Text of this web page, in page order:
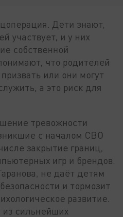
Дети знают,
участвует, и у них
собственной
что родителей
или они могут
а это риск для
тревожности
с началом СВО
закрытие границ,
игр и брендов.
не даёт детям
и тормозит
развитие.
сильнейших